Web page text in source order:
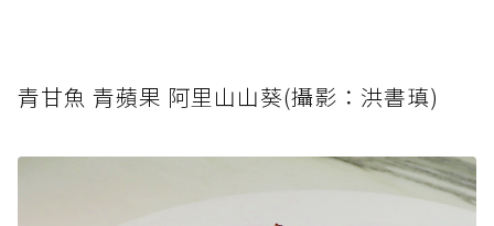
青甘魚 青蘋果 阿里山山葵(攝影：洪書瑱)